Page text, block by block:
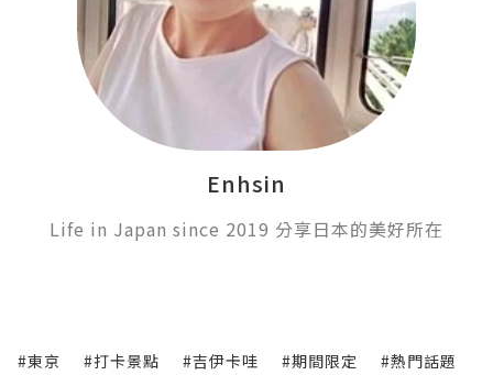
Enhsin
Life in Japan since 2019 分享日本的美好所在
#東京 #打卡景點 #吉伊卡哇 #期間限定 #熱門話題